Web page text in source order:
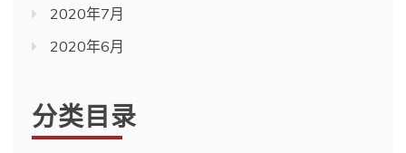
2020年7月
2020年6月
分类目录